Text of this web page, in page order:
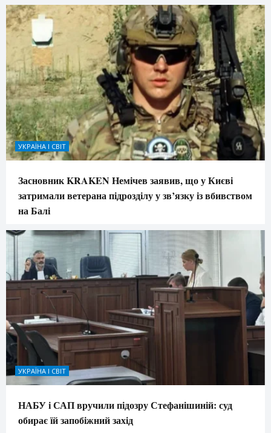
УКРАЇНА І СВІТ
Засновник KRAKEN Немічев заявив, що у Києві
затримали ветерана підрозділу у зв’язку із вбивством
на Балі
УКРАЇНА І СВІТ
НАБУ і САП вручили підозру Стефанішиній: суд
обирає їй запобіжний захід